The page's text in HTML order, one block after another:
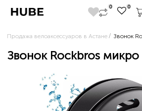
0 0
Продажа велоаксессуаров в Астане Звонок
Звонок Rockbros